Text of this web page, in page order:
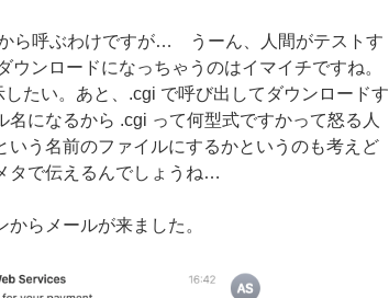
ら呼ぶわけですが… うーん、人間がテストす
ウンロードになっちゃうのはイマイチですね。
たい。あと、.cgi で呼び出してダウンロードす
名になるから .cgi って何型式ですかって怒る人
いう名前のファイルにするかというのも考えど
タで伝えるんでしょうね…
らメールが来ました。